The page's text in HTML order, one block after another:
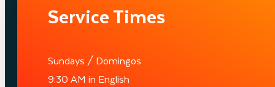
Service Times
Sundays / Domingos
9:30 AM in English